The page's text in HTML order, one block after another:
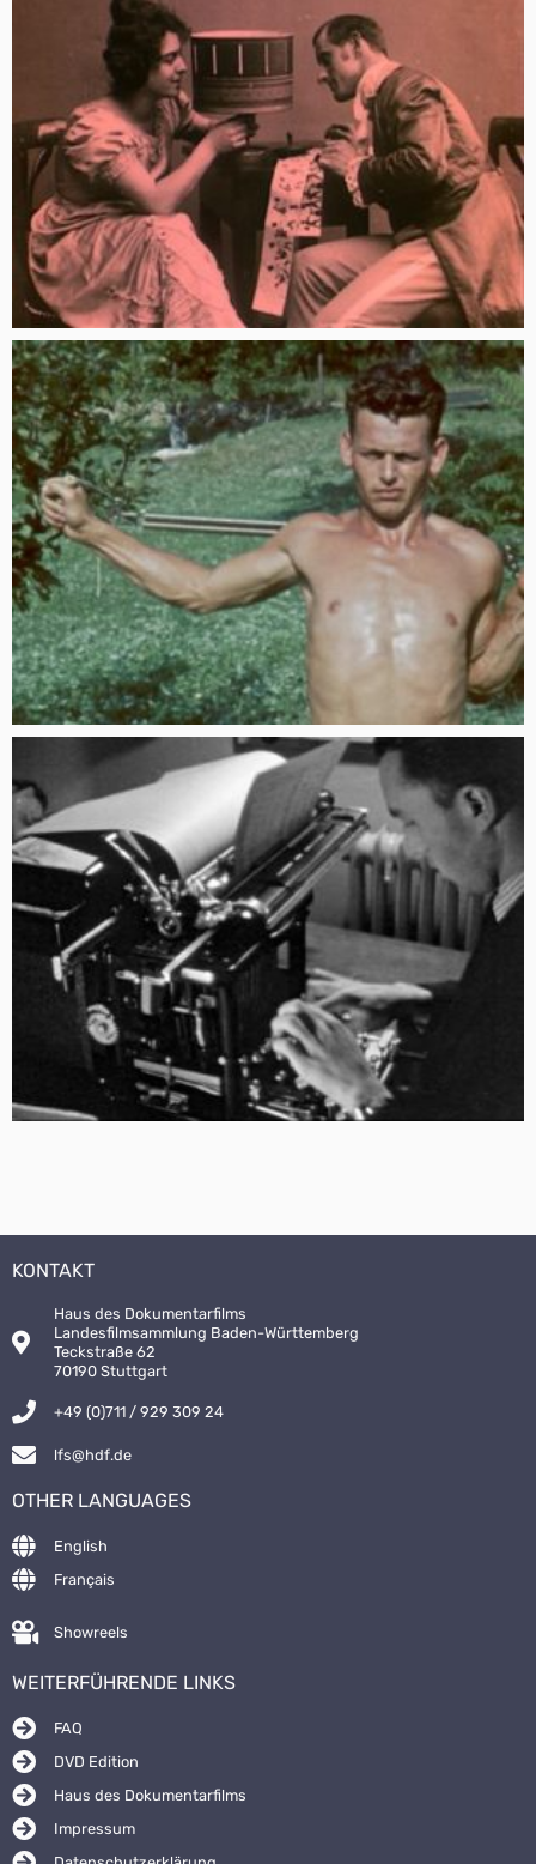
KONTAKT
Haus des Dokumentarfilms
Landesfilmsammlung Baden-Württemberg
Teckstraße 62
70190 Stuttgart
+49 (0)711 / 929 309 24
lfs@hdf.de
OTHER LANGUAGES
English
Français
Showreels
WEITERFÜHRENDE LINKS
FAQ
DVD Edition
Haus des Dokumentarfilms
Impressum